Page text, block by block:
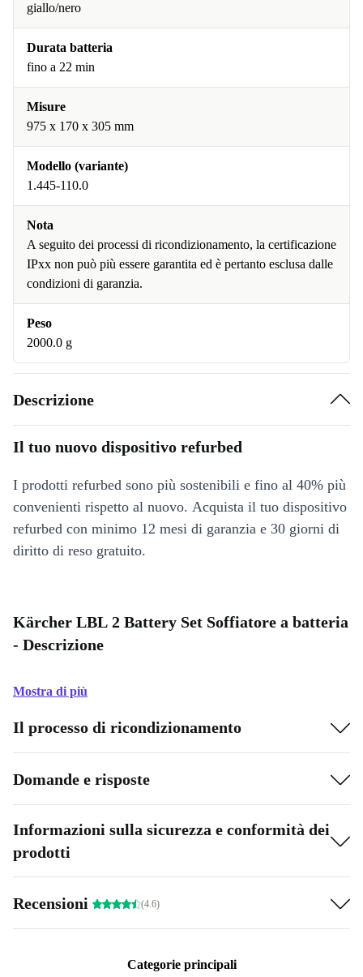
giallo/nero
Durata batteria
fino a 22 min
Misure
975 x 170 x 305 mm
Modello (variante)
1.445-110.0
Nota
A seguito dei processi di ricondizionamento, la certificazione
IPxx non può più essere garantita ed è pertanto esclusa dalle
condizioni di garanzia.
Peso
2000.0 g
Descrizione
Il tuo nuovo dispositivo refurbed
I prodotti refurbed sono più sostenibili e fino al 40% più
convenienti rispetto al nuovo. Acquista il tuo dispositivo
refurbed con minimo 12 mesi di garanzia e 30 giorni di
diritto di reso gratuito.
Kärcher LBL 2 Battery Set Soffiatore a batteria
- Descrizione
Mostra di più
Il processo di ricondizionamento
Domande e risposte
Informazioni sulla sicurezza e conformità dei
prodotti
Recensioni (4.6)
Categorie principali